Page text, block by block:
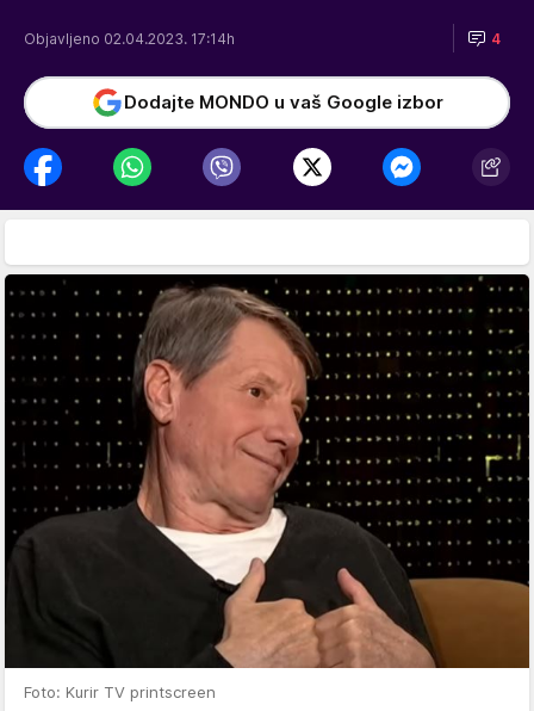
Objavljeno 02.04.2023. 17:14h 4
Dodajte MONDO u vaš Google izbor
Foto: Kurir TV printscreen